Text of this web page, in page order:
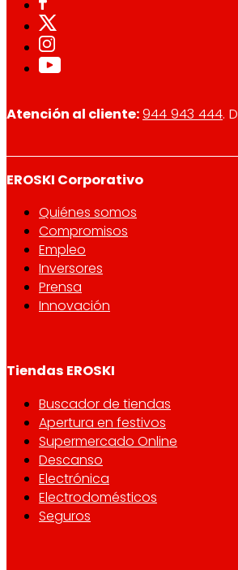
Atención al cliente:944 943 444.
EROSKI Corporativo
Quiénes somos
Compromisos
Empleo
Inversores
Prensa
Innovación
Tiendas EROSKI
Buscador de tiendas
Apertura en festivos
Supermercado Online
Descanso
Electrónica
Electrodomésticos
Seguros